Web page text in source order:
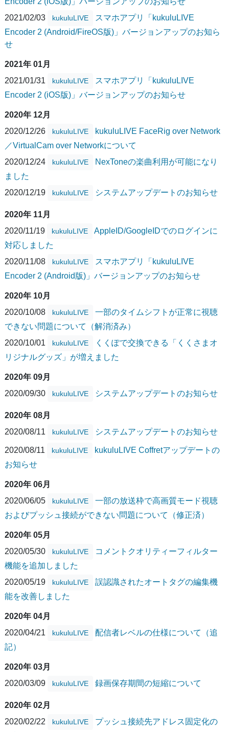
2021/02/03
kukuluLIVE
スマホアプリ「kukuluLIVE
Encoder 2 (Android/FireOS版)」バージョンアップのお知ら
せ
2021年 01月
2021/01/31
kukuluLIVE
スマホアプリ「kukuluLIVE
Encoder 2 (iOS版)」バージョンアップのお知らせ
2020年 12月
2020/12/26
kukuluLIVE
kukuluLIVE FaceRig over Network
／VirtualCam over Networkについて
2020/12/24
kukuluLIVE
NexToneの楽曲利用が可能になり
ました
2020/12/19
kukuluLIVE システムアップデートのお知らせ
2020年 11月
2020/11/19
kukuluLIVE
AppleID/GoogleIDでのログインに
対応しました
2020/11/08
kukuluLIVE
スマホアプリ「kukuluLIVE
Encoder 2 (Android版)」バージョンアップのお知らせ
2020年 10月
2020/10/08
kukuluLIVE
一部のタイムシフトが正常に視聴
できない問題について（解消済み）
2020/10/01
kukuluLIVE
くくぽで交換できる「くくさまオ
リジナルグッズ」が増えました
2020年 09月
2020/09/30
kukuluLIVE システムアップデートのお知らせ
2020年 08月
2020/08/11
kukuluLIVE システムアップデートのお知らせ
2020/08/11 kukuluLIVE
kukuluLIVE Coffretアップデートの
お知らせ
2020年 06月
2020/06/05
kukuluLIVE
一部の放送枠で高画質モード視聴
およびプッシュ接続ができない問題について（修正済）
2020年 05月
2020/05/30
kukuluLIVE
コメントクオリティーフィルター
機能を追加しました
2020/05/19
kukuluLIVE
誤認識されたオートタグの編集機
能を改善しました
2020年 04月
2020/04/21
kukuluLIVE
配信者レベルの仕様について（追
記）
2020年 03月
2020/03/09
kukuluLIVE 録画保存期間の短縮について
2020年 02月
2020/02/22
kukuluLIVE
プッシュ接続先アドレス固定化の